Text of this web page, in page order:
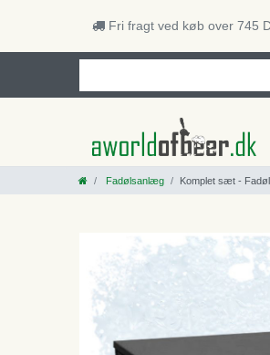
Fri fragt ved køb over 745
Fadølsanlæg Komplet sæt -